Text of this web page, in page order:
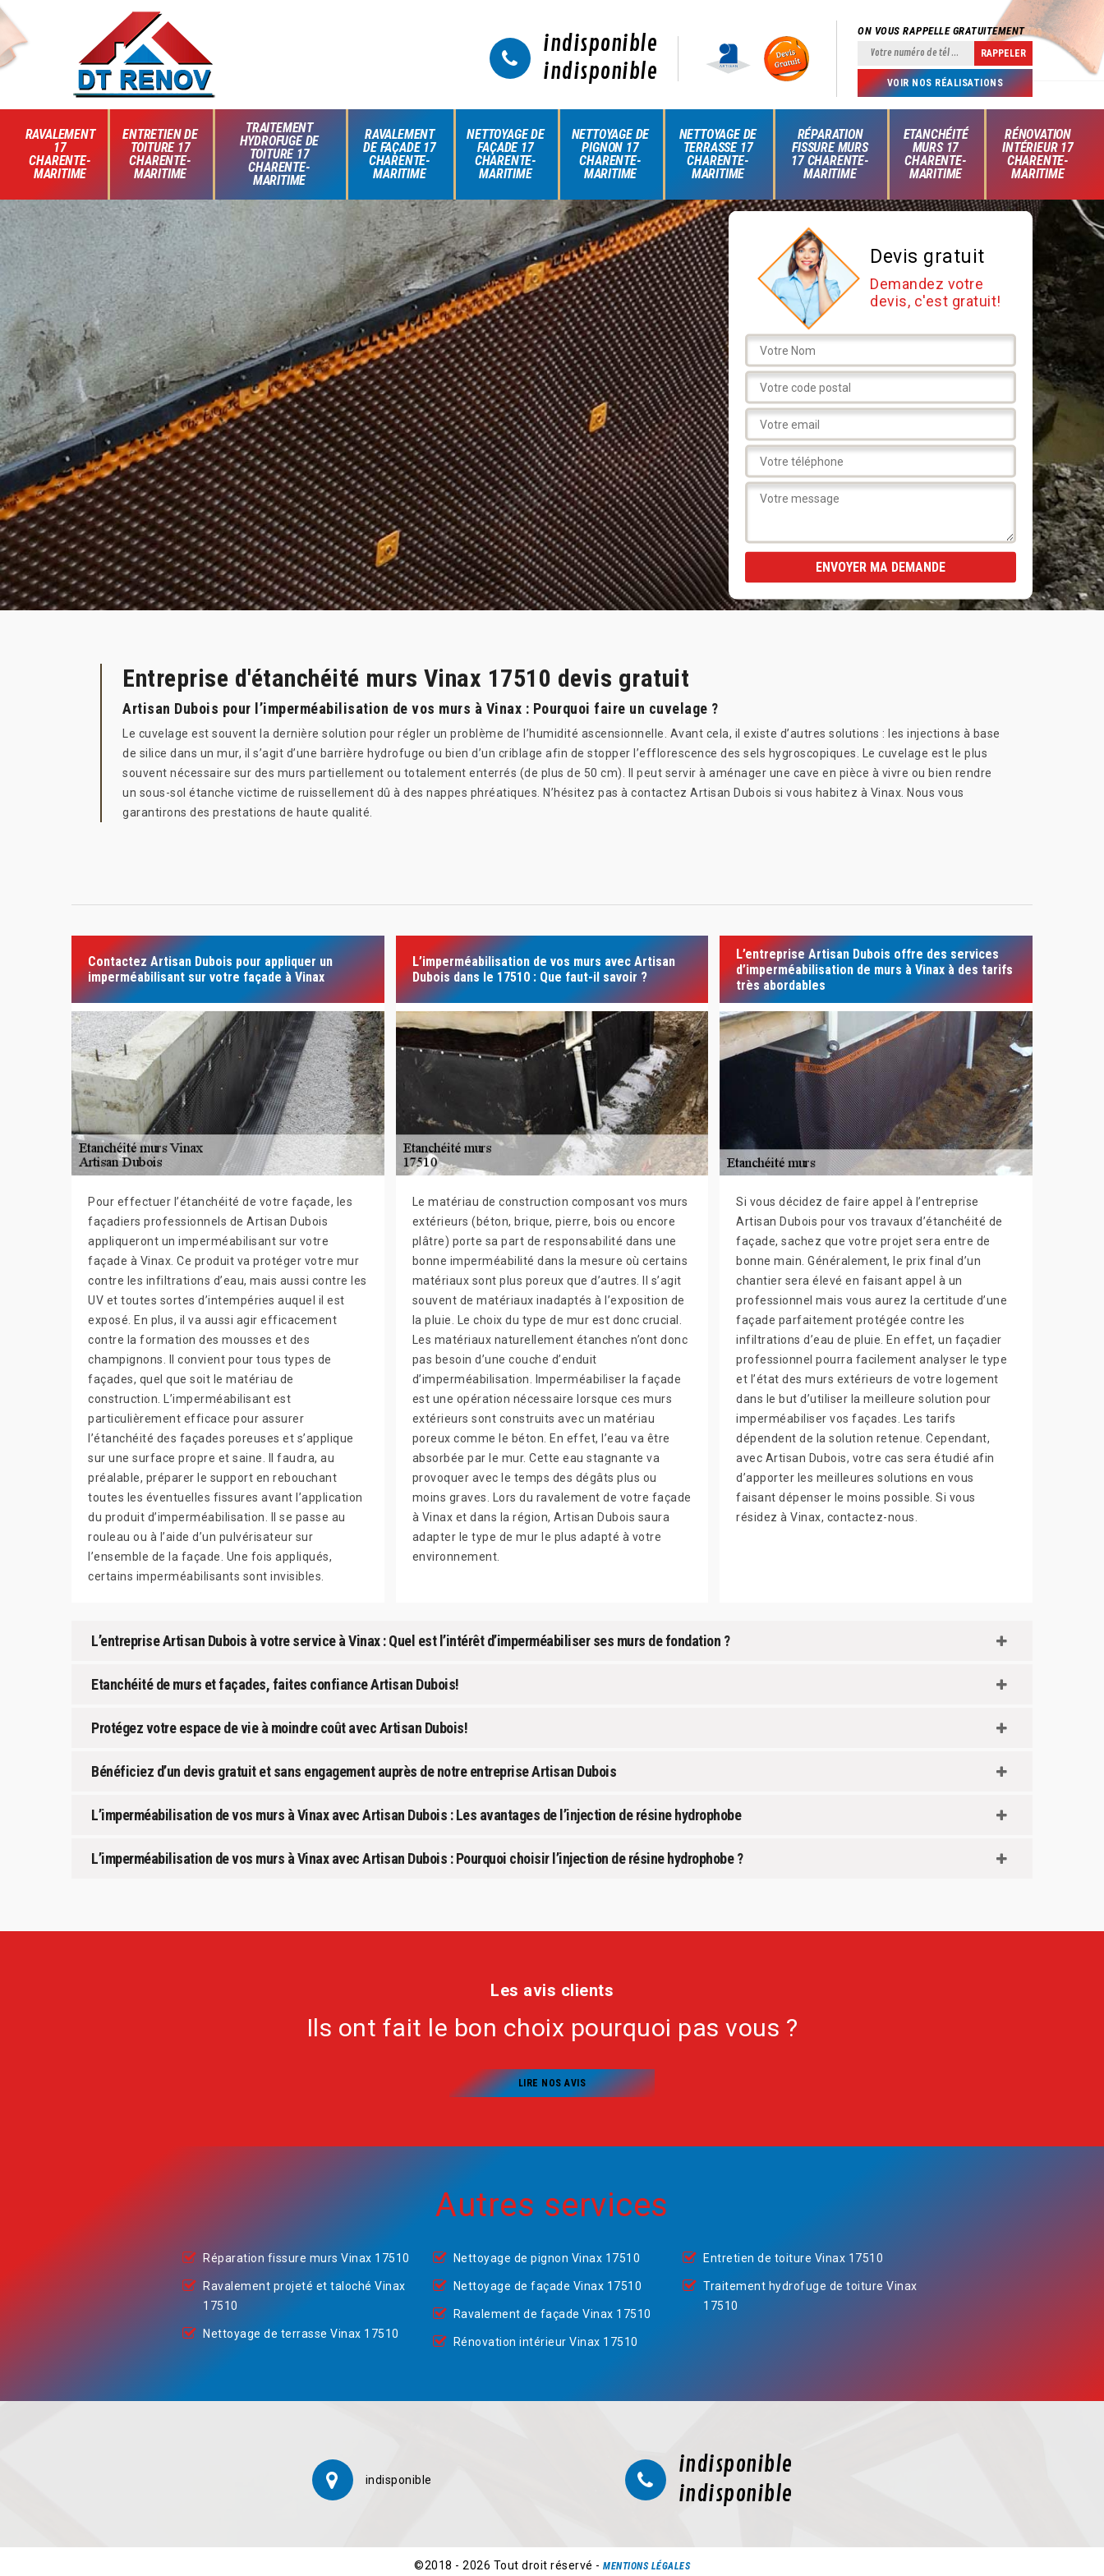
indisponible
indisponible
ON VOUS RAPPELLE GRATUITEMENT
VOIR NOS RÉALISATIONS
RAVALEMENT
17
CHARENTE-
MARITIME
ENTRETIEN DE
TOITURE 17
CHARENTE-
MARITIME
TRAITEMENT
HYDROFUGE DE
TOITURE 17
CHARENTE-
MARITIME
RAVALEMENT
DE FAÇADE 17
CHARENTE-
MARITIME
NETTOYAGE DE
FAÇADE 17
CHARENTE-
MARITIME
NETTOYAGE DE
PIGNON 17
CHARENTE-
MARITIME
NETTOYAGE DE
TERRASSE 17
CHARENTE-
MARITIME
RÉPARATION
FISSURE MURS
17 CHARENTE-
MARITIME
ETANCHÉITÉ
MURS 17
CHARENTE-
MARITIME
RÉNOVATION
INTÉRIEUR 17
CHARENTE-
MARITIME
Devis gratuit
Demandez votre
devis, c'est gratuit!
Entreprise d'étanchéité murs Vinax 17510 devis gratuit
Artisan Dubois pour l’imperméabilisation de vos murs à Vinax : Pourquoi faire un cuvelage ?
Le cuvelage est souvent la dernière solution pour régler un problème de l’humidité ascensionnelle. Avant cela, il existe d’autres solutions : les injections à base
de silice dans un mur, il s’agit d’une barrière hydrofuge ou bien d’un criblage afin de stopper l’efflorescence des sels hygroscopiques. Le cuvelage est le plus
souvent nécessaire sur des murs partiellement ou totalement enterrés (de plus de 50 cm). Il peut servir à aménager une cave en pièce à vivre ou bien rendre
un sous-sol étanche victime de ruissellement dû à des nappes phréatiques. N’hésitez pas à contactez Artisan Dubois si vous habitez à Vinax. Nous vous
garantirons des prestations de haute qualité.
Contactez Artisan Dubois pour appliquer un
imperméabilisant sur votre façade à Vinax
Pour effectuer l’étanchéité de votre façade, les
façadiers professionnels de Artisan Dubois
appliqueront un imperméabilisant sur votre
façade à Vinax. Ce produit va protéger votre mur
contre les infiltrations d’eau, mais aussi contre les
UV et toutes sortes d’intempéries auquel il est
exposé. En plus, il va aussi agir efficacement
contre la formation des mousses et des
champignons. Il convient pour tous types de
façades, quel que soit le matériau de
construction. L’imperméabilisant est
particulièrement efficace pour assurer
l’étanchéité des façades poreuses et s’applique
sur une surface propre et saine. Il faudra, au
préalable, préparer le support en rebouchant
toutes les éventuelles fissures avant l’application
du produit d’imperméabilisation. Il se passe au
rouleau ou à l’aide d’un pulvérisateur sur
l’ensemble de la façade. Une fois appliqués,
certains imperméabilisants sont invisibles.
L’imperméabilisation de vos murs avec Artisan
Dubois dans le 17510 : Que faut-il savoir ?
Le matériau de construction composant vos murs
extérieurs (béton, brique, pierre, bois ou encore
plâtre) porte sa part de responsabilité dans une
bonne imperméabilité dans la mesure où certains
matériaux sont plus poreux que d’autres. Il s’agit
souvent de matériaux inadaptés à l’exposition de
la pluie. Le choix du type de mur est donc crucial.
Les matériaux naturellement étanches n’ont donc
pas besoin d’une couche d’enduit
d’imperméabilisation. Imperméabiliser la façade
est une opération nécessaire lorsque ces murs
extérieurs sont construits avec un matériau
poreux comme le béton. En effet, l’eau va être
absorbée par le mur. Cette eau stagnante va
provoquer avec le temps des dégâts plus ou
moins graves. Lors du ravalement de votre façade
à Vinax et dans la région, Artisan Dubois saura
adapter le type de mur le plus adapté à votre
environnement.
L’entreprise Artisan Dubois offre des services
d’imperméabilisation de murs à Vinax à des tarifs
très abordables
Si vous décidez de faire appel à l’entreprise
Artisan Dubois pour vos travaux d’étanchéité de
façade, sachez que votre projet sera entre de
bonne main. Généralement, le prix final d’un
chantier sera élevé en faisant appel à un
professionnel mais vous aurez la certitude d’une
façade parfaitement protégée contre les
infiltrations d’eau de pluie. En effet, un façadier
professionnel pourra facilement analyser le type
et l’état des murs extérieurs de votre logement
dans le but d’utiliser la meilleure solution pour
imperméabiliser vos façades. Les tarifs
dépendent de la solution retenue. Cependant,
avec Artisan Dubois, votre cas sera étudié afin
d’apporter les meilleures solutions en vous
faisant dépenser le moins possible. Si vous
résidez à Vinax, contactez-nous.
L’entreprise Artisan Dubois à votre service à Vinax : Quel est l’intérêt d’imperméabiliser ses murs de fondation ?
Etanchéité de murs et façades, faites confiance Artisan Dubois!
Protégez votre espace de vie à moindre coût avec Artisan Dubois!
Bénéficiez d’un devis gratuit et sans engagement auprès de notre entreprise Artisan Dubois
L’imperméabilisation de vos murs à Vinax avec Artisan Dubois : Les avantages de l’injection de résine hydrophobe
L’imperméabilisation de vos murs à Vinax avec Artisan Dubois : Pourquoi choisir l’injection de résine hydrophobe ?
Les avis clients
Ils ont fait le bon choix pourquoi pas vous ?
LIRE NOS AVIS
Autres services
Réparation fissure murs Vinax 17510
Ravalement projeté et taloché Vinax
17510
Nettoyage de terrasse Vinax 17510
Nettoyage de pignon Vinax 17510
Nettoyage de façade Vinax 17510
Ravalement de façade Vinax 17510
Rénovation intérieur Vinax 17510
Entretien de toiture Vinax 17510
Traitement hydrofuge de toiture Vinax
17510
indisponible
indisponible
indisponible
©2018 - 2026 Tout droit réservé - MENTIONS LÉGALES